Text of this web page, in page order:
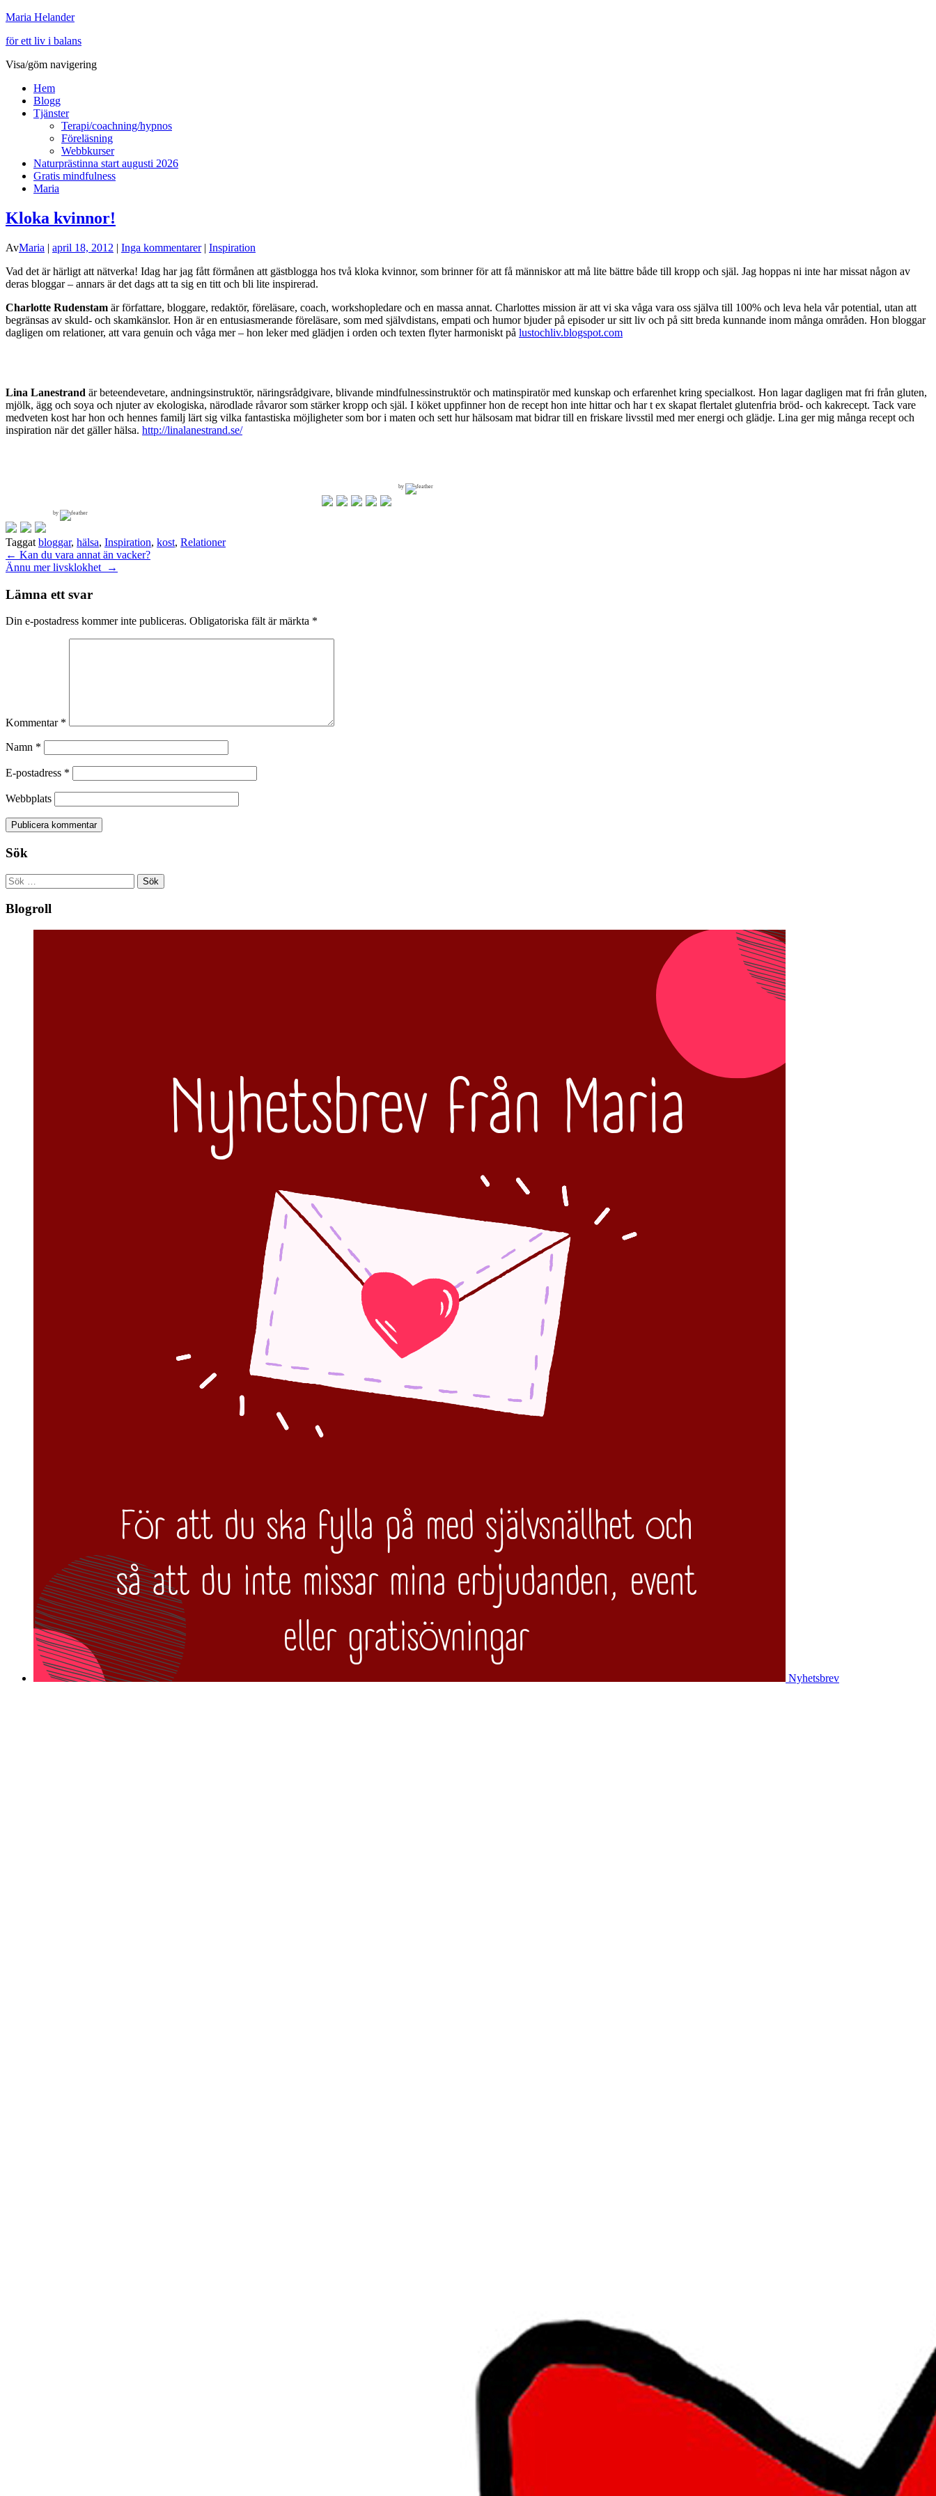
Maria Helander
för ett liv i balans
Visa/göm navigering
Hem
Blogg
Tjänster
Terapi/coachning/hypnos
Föreläsning
Webbkurser
Naturprästinna start augusti 2026
Gratis mindfulness
Maria
Kloka kvinnor!
AvMaria | april 18, 2012 | Inga kommentarer| Inspiration
Vad det är härligt att nätverka! Idag har jag fått förmånen att gästblogga hos två kloka kvinnor, som brinner för att få människor att må lite bättre både till kropp och själ. Jag hoppas ni inte har missat någon av
deras bloggar – annars är det dags att ta sig en titt och bli lite inspirerad.
Charlotte Rudenstam är författare, bloggare, redaktör, föreläsare, coach, workshopledare och en massa annat. Charlottes mission är att vi ska våga vara oss själva till 100% och leva hela vår potential, utan att
begränsas av skuld- och skamkänslor. Hon är en entusiasmerande föreläsare, som med självdistans, empati och humor bjuder på episoder ur sitt liv och på sitt breda kunnande inom många områden. Hon bloggar
dagligen om relationer, att vara genuin och våga mer – hon leker med glädjen i orden och texten flyter harmoniskt på lustochliv.blogspot.com
Lina Lanestrand är beteendevetare, andningsinstruktör, näringsrådgivare, blivande mindfulnessinstruktör och matinspiratör med kunskap och erfarenhet kring specialkost. Hon lagar dagligen mat fri från gluten,
mjölk, ägg och soya och njuter av ekologiska, närodlade råvaror som stärker kropp och själ. I köket uppfinner hon de recept hon inte hittar och har t ex skapat flertalet glutenfria bröd- och kakrecept. Tack vare
medveten kost har hon och hennes familj lärt sig vilka fantastiska möjligheter som bor i maten och sett hur hälsosam mat bidrar till en friskare livsstil med mer energi och glädje. Lina ger mig många recept och
inspiration när det gäller hälsa. http://linalanestrand.se/
by
by
Taggat bloggar, hälsa, Inspiration, kost, Relationer
Inläggsnavigering
← Kan du vara annat än vacker?
Ännu mer livsklokhet
→
Lämna ett svar
Din e-postadress kommer inte publiceras. Obligatoriska fält är märkta *
Kommentar *
Namn *
E-postadress *
Webbplats
Sök
Sök
efter:
Blogroll
Nyhetsbrev